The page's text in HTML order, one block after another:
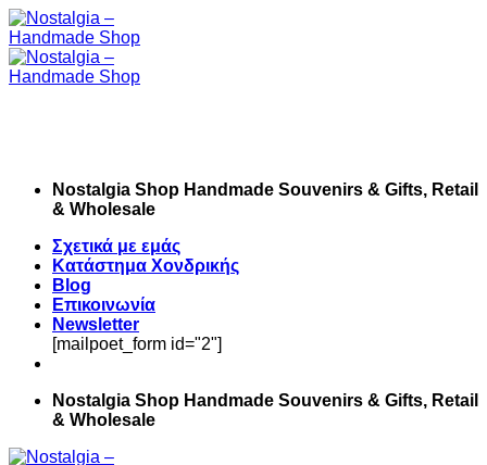
Skip
to
content
Nostalgia Shop Handmade Souvenirs & Gifts, Retail
& Wholesale
Σχετικά με εμάς
Κατάστημα Χονδρικής
Blog
Επικοινωνία
Newsletter
[mailpoet_form id="2"]
Nostalgia Shop Handmade Souvenirs & Gifts, Retail
& Wholesale